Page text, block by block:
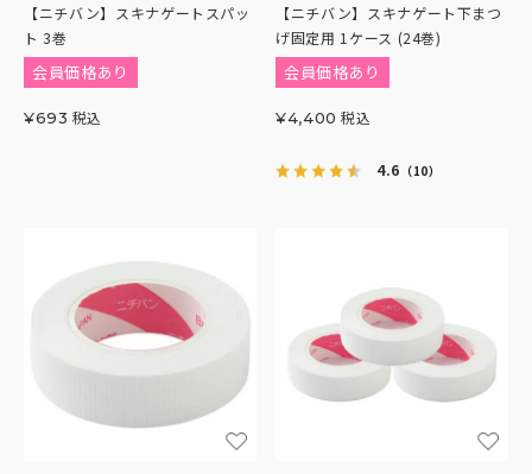
【ニチバン】スキナゲートスパッ
ト 3巻
会員価格あり
¥693 税込
【ニチバン】スキナゲート下まつ
げ固定用 1ケース (24巻)
会員価格あり
¥4,400 税込
4.6 （10）